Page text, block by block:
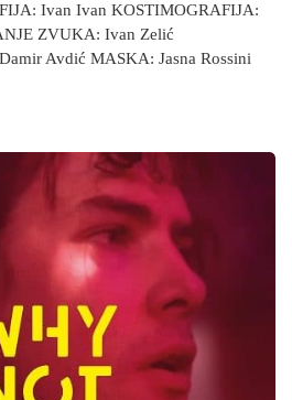
Ivan Ivan KOSTIMOGRAFIJA:
ZVUKA: Ivan Zelić
Avdić MASKA: Jasna Rossini